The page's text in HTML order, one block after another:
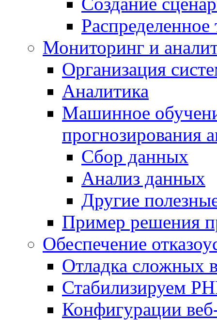
Распределенное
Мониторинг и
Организация
Аналитика
Машинное
прогнозирования
Сбор данных
Анализ данных
Другие
Пример решения
Обеспечение
Отладка сложных
Стабилизируем
Конфигурации